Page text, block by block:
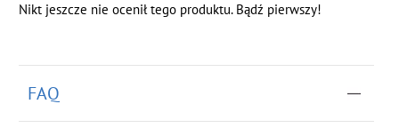
Nikt jeszcze nie ocenił tego produktu. Bądź pierwszy!
FAQ